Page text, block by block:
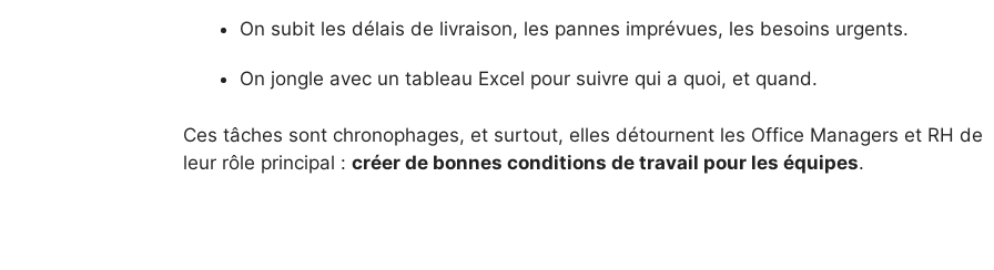
On subit les délais de livraison, les pannes imprévues, les besoins urgents.
On jongle avec un tableau Excel pour suivre qui a quoi, et quand.
Ces tâches sont chronophages, et surtout, elles détournent les Office Managers et RH de
leur rôle principal : créer de bonnes conditions de travail pour les équipes.